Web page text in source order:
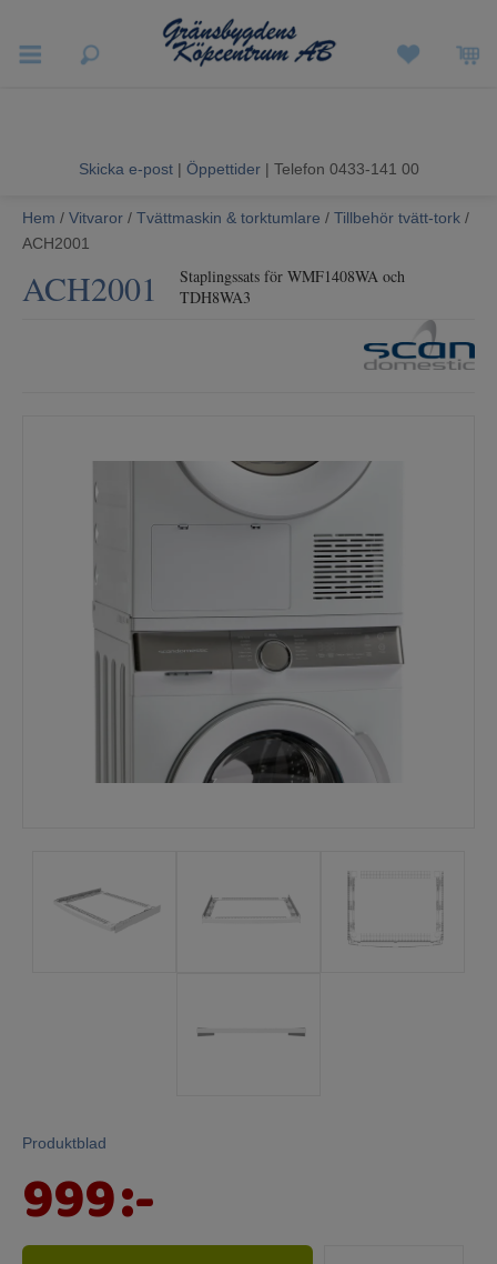
Sommarrea
Vitvaror
Kundtjänst
Skicka e-post | Öppettider| Telefon 0433-141 00
Hem / Vitvaror / Tvättmaskin & torktumlare / Tillbehör tvätt-tork /
ACH2001
ACH2001
Staplingssats för WMF1408WA och
TDH8WA3
Produktblad
999:-